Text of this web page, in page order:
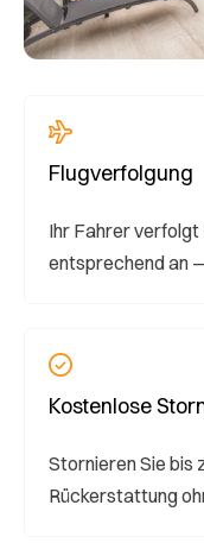
Flugverfolgung
Ihr Fahrer verfolgt
entsprechend an
Kostenlose
Stornieren Sie bis
Rückerstattung